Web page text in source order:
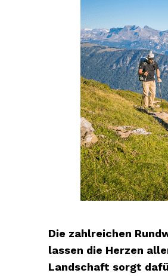
Die zahlreichen
lassen die Herzen
Landschaft sorgt